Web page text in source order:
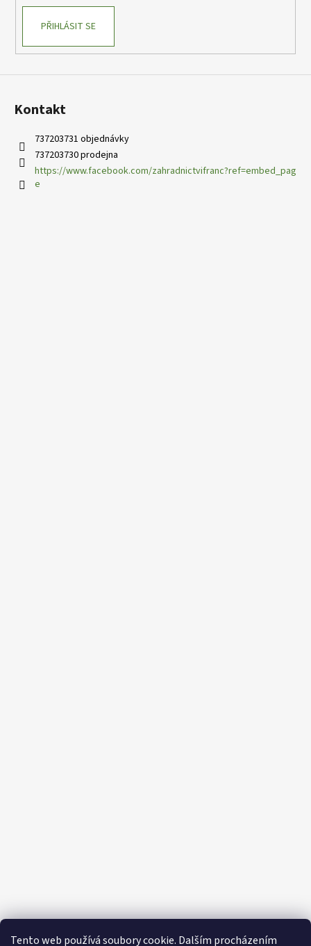
Tento web používá soubory cookie. Dalším procházením
PŘIHLÁSIT SE
Kontakt
737203731 objednávky
737203730 prodejna
https://www.facebook.com/zahradnictvifranc?ref=embed_pag
e